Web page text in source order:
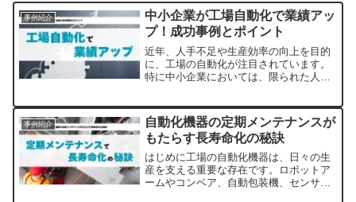
事例紹介
中小企業が工場自動化で業績アッ
プ！成功事例とポイント
近年、人手不足や生産効率の向上を目的
に、工場の自動化が注目されています。
特に中小企業においては、限られた人材
の成功事例を交えながら、初心者でも分
かりやすく解説します。工...
事例紹介
自動化機器の定期メンテナンスが
もたらす長寿命化の秘訣
はじめに工場の自動化機器は、日々の生
産を支える重要な存在です。ロボットア
ームやコンベア、自動包装機、センサー